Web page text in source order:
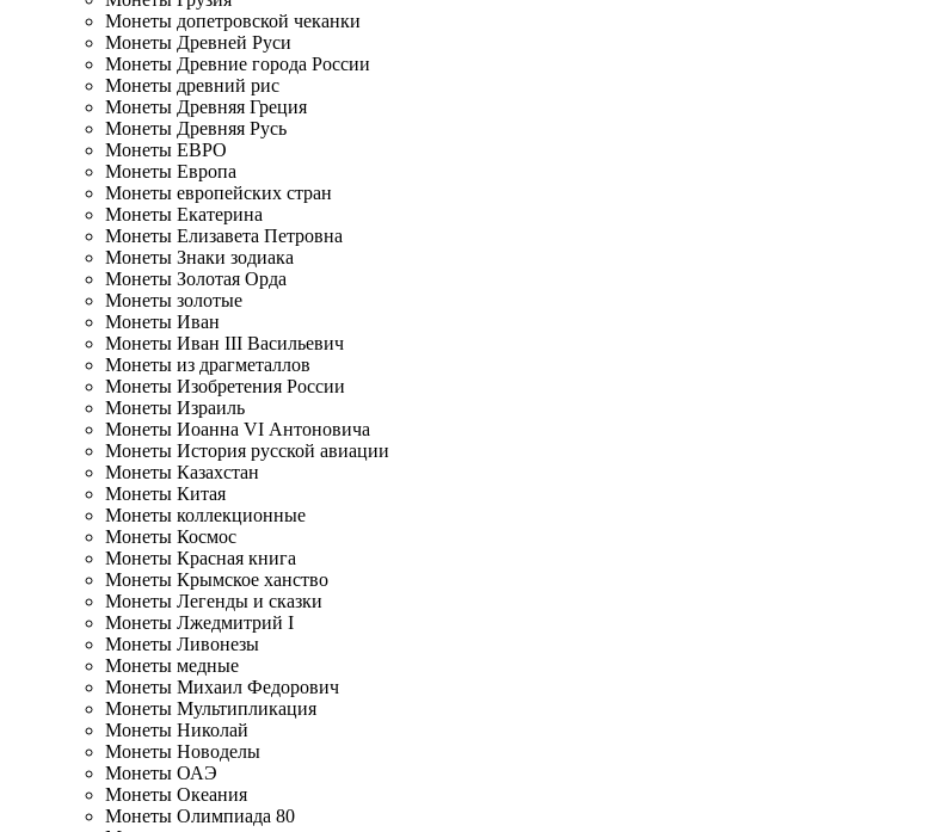
Монеты допетровской чеканки
Монеты Древней Руси
Монеты Древние города России
Монеты древний рис
Монеты Древняя Греция
Монеты Древняя Русь
Монеты ЕВРО
Монеты Европа
Монеты европейских стран
Монеты Екатерина
Монеты Елизавета Петровна
Монеты Знаки зодиака
Монеты Золотая Орда
Монеты золотые
Монеты Иван
Монеты Иван III Васильевич
Монеты из драгметаллов
Монеты Изобретения России
Монеты Израиль
Монеты Иоанна VI Антоновича
Монеты История русской авиации
Монеты Казахстан
Монеты Китая
Монеты коллекционные
Монеты Космос
Монеты Красная книга
Монеты Крымское ханство
Монеты Легенды и сказки
Монеты Лжедмитрий I
Монеты Ливонезы
Монеты медные
Монеты Михаил Федорович
Монеты Мультипликация
Монеты Николай
Монеты Новоделы
Монеты ОАЭ
Монеты Океания
Монеты Олимпиада 80